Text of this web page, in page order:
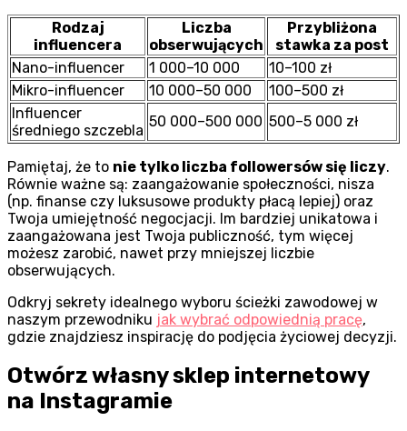
Rodzaj
influencera
Liczba
obserwujących
Przybliżona
stawka za post
Nano-influencer
1 000–10 000
10–100 zł
Mikro-influencer
10 000–50 000
100–500 zł
Influencer
średniego szczebla
50 000–500 000 500–5 000 zł
Pamiętaj, że to nie tylko liczba followersów się liczy.
Równie ważne są: zaangażowanie społeczności, nisza
(np. finanse czy luksusowe produkty płacą lepiej) oraz
Twoja umiejętność negocjacji. Im bardziej unikatowa i
zaangażowana jest Twoja publiczność, tym więcej
możesz zarobić, nawet przy mniejszej liczbie
obserwujących.
Odkryj sekrety idealnego wyboru ścieżki zawodowej w
naszym przewodniku jak wybrać odpowiednią pracę,
gdzie znajdziesz inspirację do podjęcia życiowej decyzji.
Otwórz własny sklep internetowy
na Instagramie